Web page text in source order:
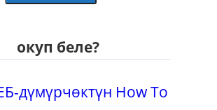
окуп беле?
дүмүрчөктүн How To